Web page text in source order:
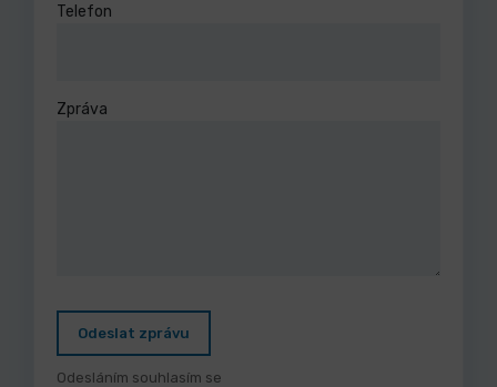
Telefon
Zpráva
Odeslat zprávu
Odesláním souhlasím se